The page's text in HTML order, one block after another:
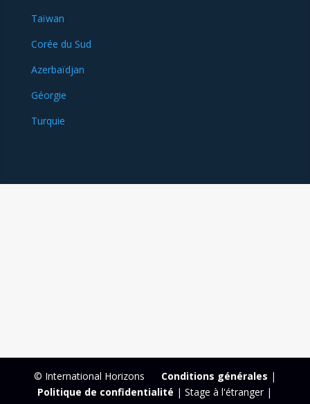
Taïwan
Corée du Sud
Azerbaïdjan
Géorgie
Turquie
© International Horizons Conditions générales |
Politique de confidentialité | Stage à l'étranger |